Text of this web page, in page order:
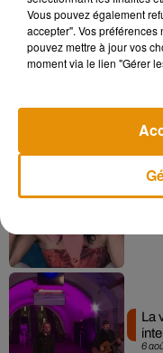
6
La
Vous pouvez également
accepter". Vos
pouvez mettre à jour vos
moment via le lien "Gérer